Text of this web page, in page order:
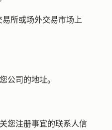
易所或场外交易市场上
公司的地址。
您注册事宜的联系人信